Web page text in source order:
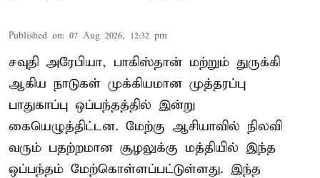
Published on: 07 Aug 2026, 12:32 pm
சவுதி அரேபியா, பாகிஸ்தான் மற்றும் துருக்கி
ஆகிய நாடுகள் முக்கியமான முத்தரப்பு
பாதுகாப்பு ஒப்பந்தத்தில் இன்று
கையெழுத்திட்டன. மேற்கு ஆசியாவில் நிலவி
வரும் பதற்றமான சூழலுக்கு மத்தியில் இந்த
ஒப்பந்தம் மேற்கொள்ளப்பட்டுள்ளது. இந்த